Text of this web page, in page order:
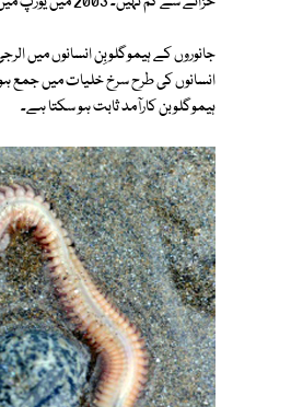
جانوروں کے ہیموگلوبِن انسانوں میں
انسانوں کی طرح سرخ خلیات میں جمع
ہیموگلوبن کارآمد ثابت ہو سکتا ہے۔